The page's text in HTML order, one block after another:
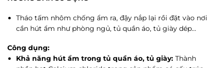
Tháo tấm nhôm chống ẩm ra, đậy nắp lại rồi đặt vào nơi
cần hút ẩm như phòng ngủ, tủ quần áo, tủ giày dép…
Công dụng:
Khả năng hút ẩm trong tủ quần áo, tủ giày:Thành